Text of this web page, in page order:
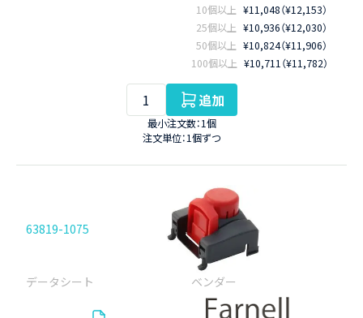
10個以上 ¥11,048（¥12,153）
25個以上 ¥10,936（¥12,030）
50個以上 ¥10,824（¥11,906）
100個以上 ¥10,711（¥11,782）
追加
最小注文数：1個
注文単位：1個ずつ
63819-1075